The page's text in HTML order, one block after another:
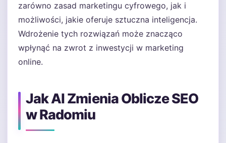
zarówno zasad marketingu cyfrowego, jak i
możliwości, jakie oferuje sztuczna inteligencja.
Wdrożenie tych rozwiązań może znacząco
wpłynąć na zwrot z inwestycji w marketing
online.
Jak AI Zmienia Oblicze SEO
w Radomiu